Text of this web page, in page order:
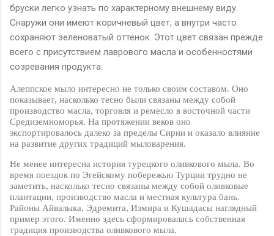
бруски легко узнать по характерному внешнему виду.
Снаружи они имеют коричневый цвет, а внутри часто
сохраняют зеленоватый оттенок. Этот цвет связан прежде
всего с присутствием лаврового масла и особенностями
созревания продукта.
Алеппское мыло интересно не только своим составом. Оно
показывает, насколько тесно были связаны между собой
производство масла, торговля и ремесло в восточной части
Средиземноморья. На протяжении веков оно
экспортировалось далеко за пределы Сирии и оказало влияние
на развитие других традиций мыловарения.
Не менее интересна история турецкого оливкового мыла. Во
время поездок по Эгейскому побережью Турции трудно не
заметить, насколько тесно связаны между собой оливковые
плантации, производство масла и местная культура бань.
Районы Айвалыка, Эдремита, Измира и Кушадасы наглядный
пример этого. Именно здесь сформировалась собственная
традиция производства оливкового мыла.